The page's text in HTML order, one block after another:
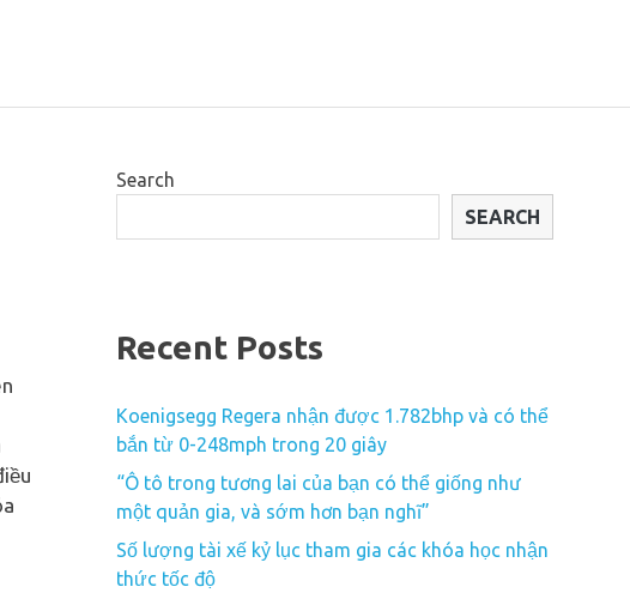
Search
SEARCH
Recent Posts
Koenigsegg Regera nhận được 1.782bhp và có thể
bắn từ 0-248mph trong 20 giây
“Ô tô trong tương lai của bạn có thể giống như
một quản gia, và sớm hơn bạn nghĩ”
Số lượng tài xế kỷ lục tham gia các khóa học nhận
thức tốc độ